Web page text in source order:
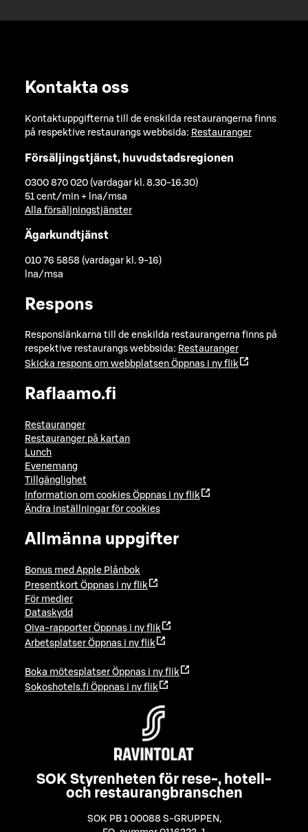
Kontakta oss
Kontaktuppgifterna till de enskilda restaurangerna finns
på respektive restaurangs webbsida: Restauranger
Försäljingstjänst, huvudstadsregionen
0300 870 020 (vardagar kl. 8.30-16.30)
51 cent/min + lna/msa
Alla försäljningstjänster
Ägarkundtjänst
010 76 5858 (vardagar kl. 9-16)
lna/msa
Respons
Responslänkarna till de enskilda restaurangerna finns på
respektive restaurangs webbsida: Restauranger
Skicka respons om webbplatsen Öppnas i ny flik
Raflaamo.fi
Restauranger
Restauranger på kartan
Lunch
Evenemang
Tillgänglighet
Information om cookies Öppnas i ny flik
Ändra inställningar för cookies
Allmänna uppgifter
Bonus med Apple Plånbok
Presentkort Öppnas i ny flik
För medier
Dataskydd
Oiva-rapporter Öppnas i ny flik
Arbetsplatser Öppnas i ny flik
Boka mötesplatser Öppnas i ny flik
Sokoshotels.fi Öppnas i ny flik
SOK Styrenheten för rese-, hotell-
och restaurangbranschen
SOK PB 1 00088 S-GRUPPEN ,